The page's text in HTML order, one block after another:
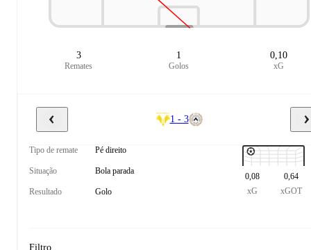
3
Remates
1
Golos
0,10
xG
1 - 3
Tipo de remate Pé direito
Situação Bola parada
Resultado Golo
0,08
xG
0,64
xGOT
Filtro